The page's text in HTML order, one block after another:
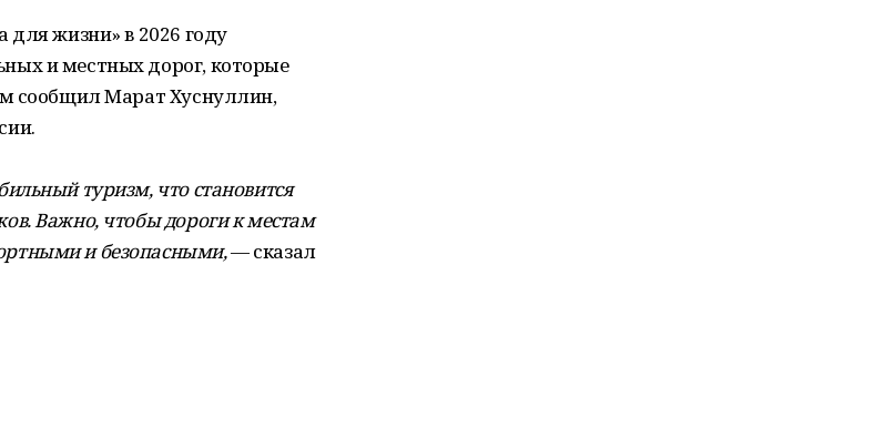
для жизни» в 2026 году
и местных дорог, которые
сообщил Марат Хуснуллин,
туризм, что становится
Важно, чтобы дороги к местам
и безопасными,— сказал